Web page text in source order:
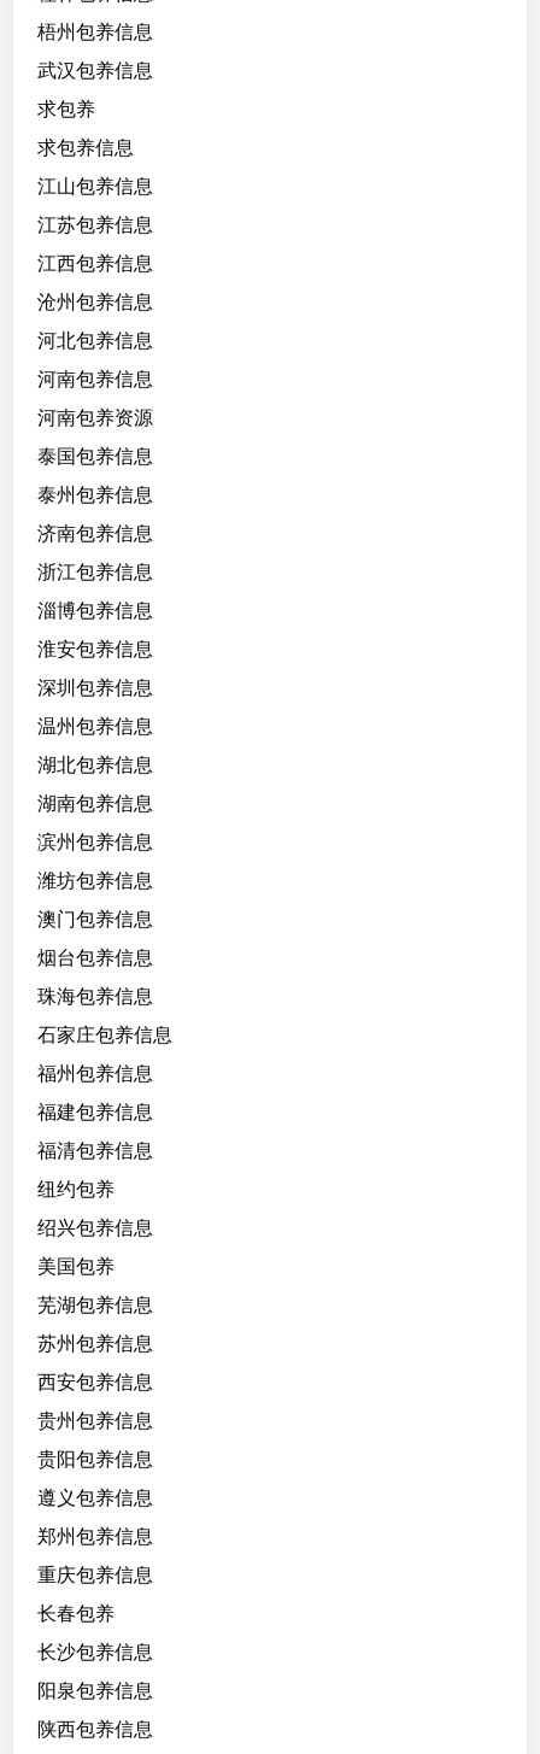
梧州包养信息
武汉包养信息
求包养
求包养信息
江山包养信息
江苏包养信息
江西包养信息
沧州包养信息
河北包养信息
河南包养信息
河南包养资源
泰国包养信息
泰州包养信息
济南包养信息
浙江包养信息
淄博包养信息
淮安包养信息
深圳包养信息
温州包养信息
湖北包养信息
湖南包养信息
滨州包养信息
潍坊包养信息
澳门包养信息
烟台包养信息
珠海包养信息
石家庄包养信息
福州包养信息
福建包养信息
福清包养信息
纽约包养
绍兴包养信息
美国包养
芜湖包养信息
苏州包养信息
西安包养信息
贵州包养信息
贵阳包养信息
遵义包养信息
郑州包养信息
重庆包养信息
长春包养
长沙包养信息
阳泉包养信息
陕西包养信息